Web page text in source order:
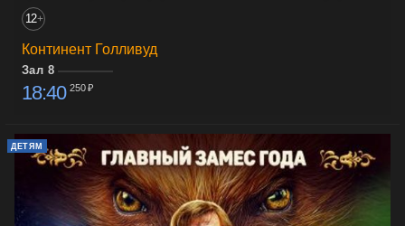
12+
Континент Голливуд
Зал 8
18:40 250 ₽
ДЕТЯМ